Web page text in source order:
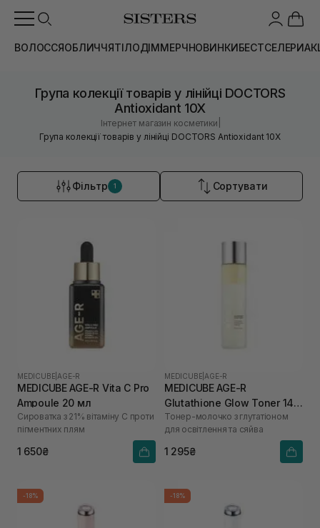
ВОЛОССЯОБЛИЧЧЯТІЛОДІММЕРЧНОВИНКИБЕСТСЕЛЕРИ
Група колекції товарів у лінійці DOCTORS
Antioxidant 10X
Інтернет магазин косметики
Група колекції товарів у лінійці DOCTORS Antioxidant 10X
Фільтр 1 Сортувати
MEDICUBE AGE-R
MEDICUBE AGE-R Vita C Pro
Ampoule 20 мл
Сироватка з 21% вітаміну С проти
пігментних плям
1 650₴
MEDICUBE AGE-R
MEDICUBE AGE-R
Glutathione Glow Toner 140
мл
Тонер-молочко з глутатіоном
для освітлення та сяйва
1 295₴
-18% -18%